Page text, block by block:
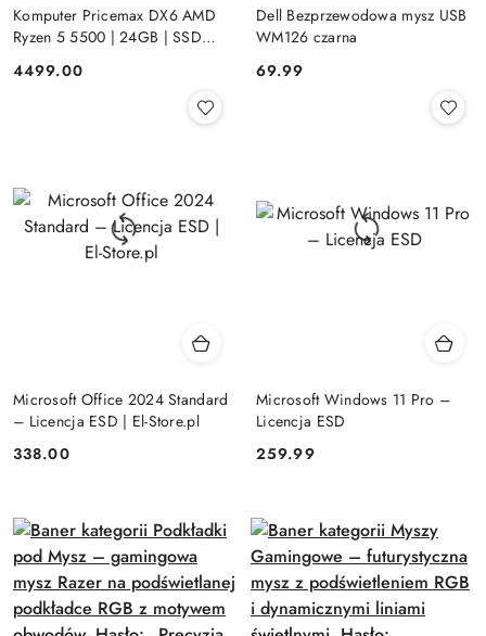
Komputer Pricemax DX6 AMD
Ryzen 5 5500 | 24GB | SSD
Win 11 | Mysz+ klawiatura 3 lata
Cena:
4499.00
Dell Bezprzewodowa mysz USB
WM126 czarna
Cena:
69.99
Microsoft Office 2024 Standard
– Licencja ESD | El-Store.pl
Cena:
338.00
Microsoft Windows 11 Pro –
Licencja ESD
Cena:
259.99